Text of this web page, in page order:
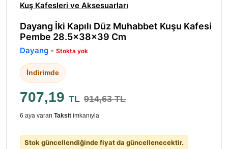
Kuş Kafesleri ve Aksesuarları
Dayang İki Kapılı Düz Muhabbet Kuşu Kafesi
Pembe 28.5x38x39 Cm
Dayang - Stokta yok
İndirimde
707,19 TL 914,63 TL
6 aya varan Taksit imkanıyla
Stok güncellendiğinde fiyat da güncellenecektir.